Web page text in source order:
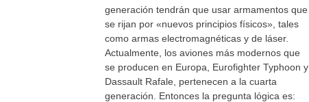
generación tendrán que usar armamentos que
se rijan por «nuevos principios físicos», tales
como armas electromagnéticas y de láser.
Actualmente, los aviones más modernos que
se producen en Europa, Eurofighter Typhoon y
Dassault Rafale, pertenecen a la cuarta
generación. Entonces la pregunta lógica es: